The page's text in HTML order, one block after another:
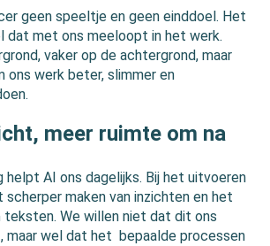
geen speeltje en geen einddoel. Het
dat met ons meeloopt in het werk.
vaker op de achtergrond, maar
ons werk beter, slimmer en
meer ruimte om na
helpt AI ons dagelijks. Bij het uitvoeren
scherper maken van inzichten en het
teksten. We willen niet dat dit ons
maar wel dat het bepaalde processen